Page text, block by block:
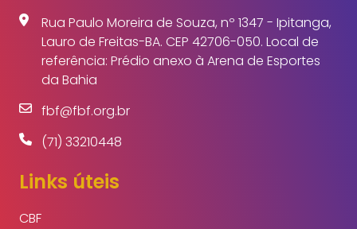
Rua Paulo Moreira de Souza, nº 1347 - Ipitanga,
Lauro de Freitas-BA. CEP 42706-050. Local de
referência: Prédio anexo à Arena de Esportes
da Bahia
fbf@fbf.org.br
(71) 33210448
Links úteis
CBF